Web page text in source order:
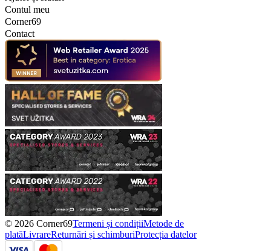
Contul meu
Corner69
Contact
© 2026 Corner69Termeni și condițiiMetode de
platăLivrareReturnări și schimburiProtecția datelor